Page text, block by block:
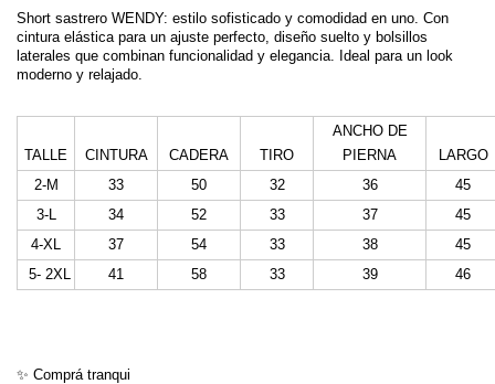
Short sastrero WENDY: estilo sofisticado y comodidad en uno. Con
cintura elástica para un ajuste perfecto, diseño suelto y bolsillos
laterales que combinan funcionalidad y elegancia. Ideal para un look
moderno y relajado.
TALLE CINTURA CADERA TIRO
ANCHO DE
PIERNA
LARGO
2-M
33 50 32 36
45
3-L
34 52 33 37
45
4-XL
37 54 33 38
45
5- 2XL
41 58 33 39 46
✨ Comprá tranqui